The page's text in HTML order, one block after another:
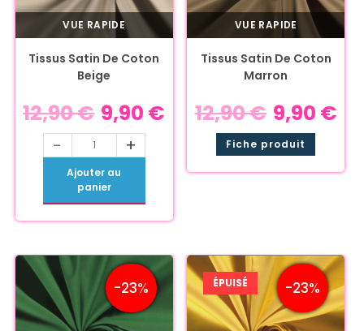
VUE RAPIDE
Tissus Satin De Coton
Beige
12,90€ 9,90 €
- +
Ajouter au
panier
VUE RAPIDE
Tissus Satin De Coton
Marron
12,90€ 9,90 €
Fiche produit
-23% -23%
ÉPUISÉ